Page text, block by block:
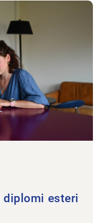
esteri
dei diplomi